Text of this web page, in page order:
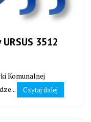
3512
Komunalnej
Czytaj dalej